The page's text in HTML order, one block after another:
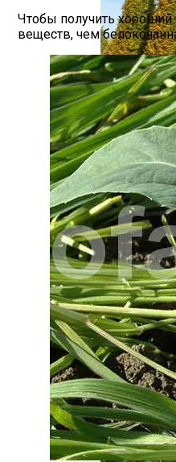
Крупный
Что Можно
Чтобы получить хороший
веществ, чем